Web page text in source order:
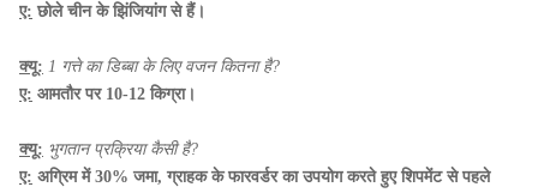
ए: छोले चीन के झिंजियांग से हैं।
क्यू: 1 गत्ते का डिब्बा के लिए वजन कितना है?
ए: आमतौर पर 10-12 किग्रा।
क्यू: भुगतान प्रक्रिया कैसी है?
ए: अग्रिम में 30% जमा, ग्राहक के फारवर्डर का उपयोग करते हुए शिपमेंट से पहले